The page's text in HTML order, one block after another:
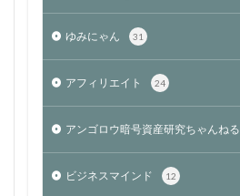
ゆみにゃん 31
アフィリエイト 24
アンゴロウ暗号資産研究ちゃんねる
ビジネスマインド 12